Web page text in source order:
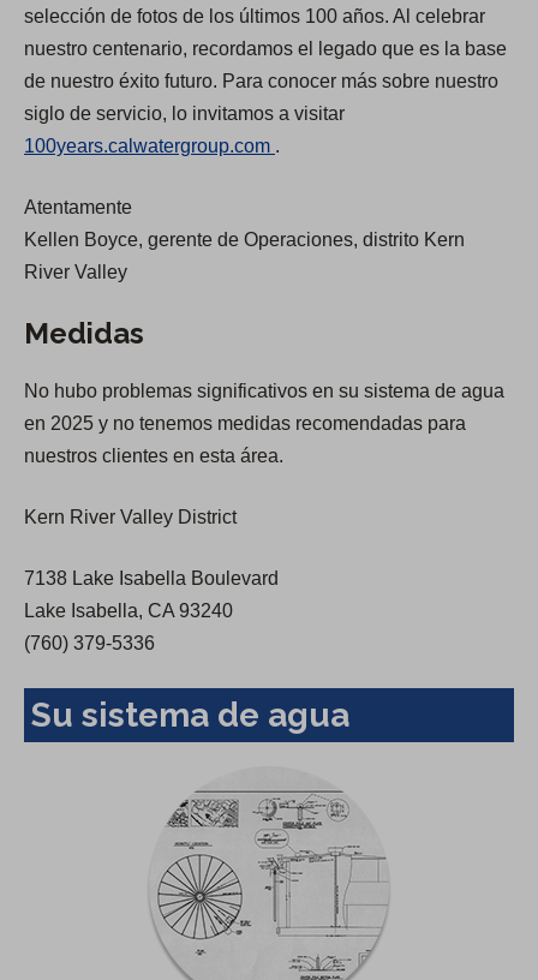
s
i
n
a
n
t
s
i
n
t
selección de fotos de los últimos 100 años. Al celebrar
nuestro centenario, recordamos el legado que es la base
de nuestro éxito futuro. Para conocer más sobre nuestro
siglo de servicio, lo invitamos a visitar
100years.calwatergroup.com
e
a
n
e
a
.
Atentamente
Kellen Boyce, gerente de Operaciones, distrito Kern
River Valley
Medidas
No hubo problemas significativos en su sistema de agua
en 2025 y no tenemos medidas recomendadas para
nuestros clientes en esta área.
Kern River Valley District
7138 Lake Isabella Boulevard
Lake Isabella, CA 93240
(760) 379-5336
Su sistema de agua